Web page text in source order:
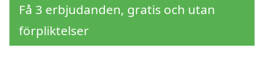
Få 3 erbjudanden, gratis och utan
förpliktelser